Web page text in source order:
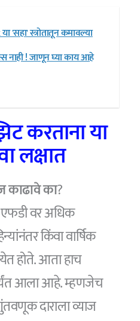
'सहा' स्त्रोतातून कमावल्या
नाही ! जाणून घ्या काय आहे
करताना या
लक्षात
काढावे का?
वर अधिक
किंवा वार्षिक
होते. आता हाच
आला आहे. म्हणजेच
दाराला व्याज